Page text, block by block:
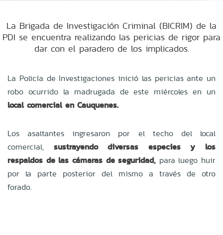
La Brigada de Investigación Criminal (BICRIM) de la
PDI se encuentra realizando las pericias de rigor para
dar con el paradero de los implicados.
La Policía de Investigaciones inició las pericias ante un
robo ocurrido la madrugada de este miércoles en un
local comercial en Cauquenes.
Los asaltantes ingresaron por el techo del local
comercial, sustrayendo diversas
especies y los
respaldos de las cámaras de seguridad, para luego huir
por la parte posterior del mismo a través de otro
forado.